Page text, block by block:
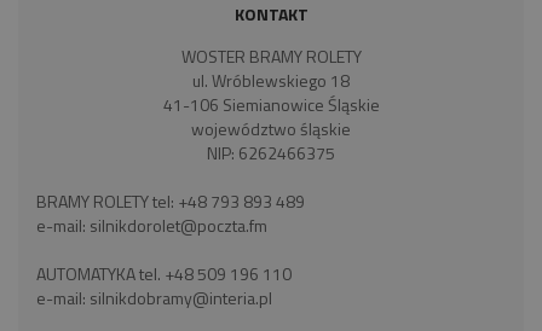
KONTAKT
WOSTER BRAMY ROLETY
ul. Wróblewskiego 18
41-106 Siemianowice Śląskie
województwo śląskie
NIP: 6262466375
BRAMY ROLETY tel: +48 793 893 489
e-mail: silnikdorolet@poczta.fm
AUTOMATYKA tel. +48 509 196 110
e-mail: silnikdobramy@interia.pl